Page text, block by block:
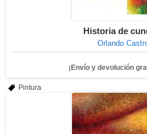
Historia de
Orlando
¡Envío y devolución
Pintura